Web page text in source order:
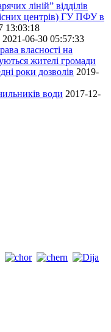
ліній” відділів
центрів) ГУ ПФУ в
13:03:18
2021-06-30 05:57:33
власності на
жителі громади
роки дозволів 2019-
води 2017-12-